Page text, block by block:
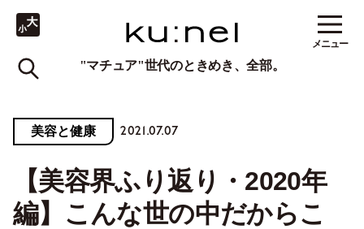
"マチュア"世代のときめき、全部。
メニュー
美容と健康 2021.07.07
【美容界ふり返り・2020年
編】こんな世の中だからこ